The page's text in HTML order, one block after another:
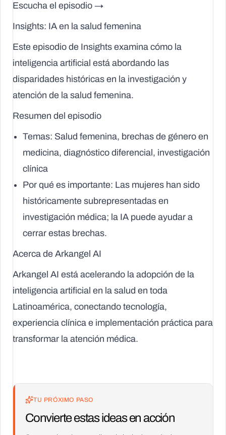
Escucha el episodio →
Insights: IA en la salud femenina
Este episodio de Insights examina cómo la
inteligencia artificial está abordando las
disparidades históricas en la investigación y
atención de la salud femenina.
Resumen del episodio
Temas: Salud femenina, brechas de género en
medicina, diagnóstico diferencial, investigación
clínica
Por qué es importante: Las mujeres han sido
históricamente subrepresentadas en
investigación médica; la IA puede ayudar a
cerrar estas brechas.
Acerca de Arkangel AI
Arkangel AI está acelerando la adopción de la
inteligencia artificial en la salud en toda
Latinoamérica, conectando tecnología,
experiencia clínica e implementación práctica para
transformar la atención médica.
TU PRÓXIMO PASO
Convierte estas ideas en acción